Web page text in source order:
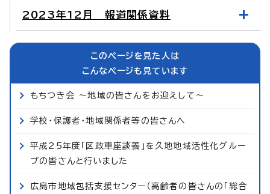
2023年12月 報道関係資料
このページを見た人は
こんなページも見ています
もちつき会 ～地域の皆さんをお迎えして～
学校・保護者・地域関係者等の皆さんへ
平成25年度「区政車座談義」を久地地域活性化グルー
プの皆さんと行いました
広島市地域包括支援センター（高齢者の皆さんの「総合